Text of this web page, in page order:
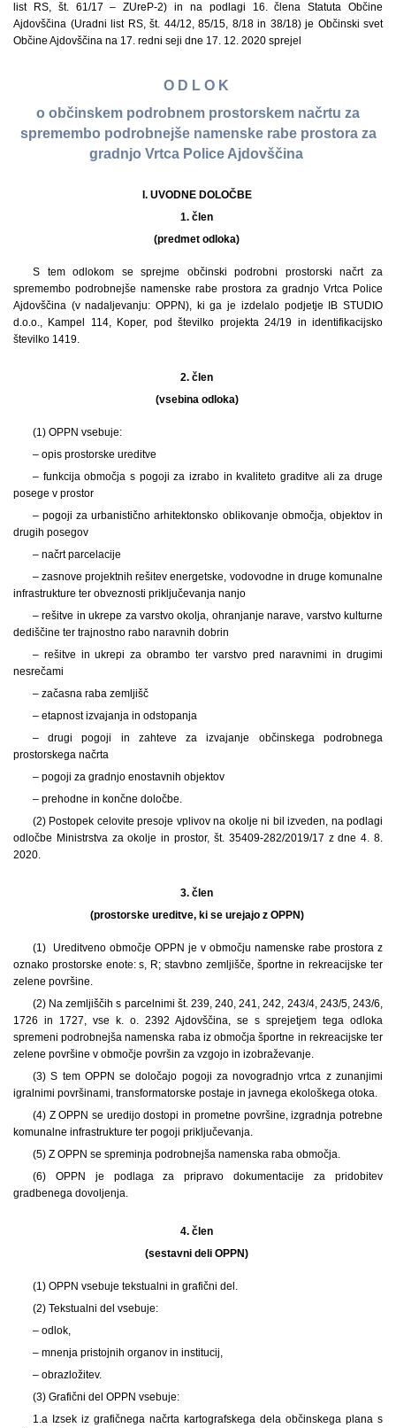
list RS, št. 61/17 – ZUreP-2) in na podlagi 16. člena Statuta Občine
Ajdovščina (Uradni list RS, št. 44/12, 85/15, 8/18 in 38/18) je Občinski svet
Občine Ajdovščina na 17. redni seji dne 17. 12. 2020 sprejel
O D L O K
o občinskem podrobnem prostorskem načrtu za
spremembo podrobnejše namenske rabe prostora za
gradnjo Vrtca Police Ajdovščina
I. UVODNE DOLOČBE
1. člen
(predmet odloka)
S tem odlokom se sprejme občinski podrobni prostorski načrt za
spremembo podrobnejše namenske rabe prostora za gradnjo Vrtca Police
Ajdovščina (v nadaljevanju: OPPN), ki ga je izdelalo podjetje IB STUDIO
d.o.o., Kampel 114, Koper, pod številko projekta 24/19 in identifikacijsko
številko 1419.
2. člen
(vsebina odloka)
(1) OPPN vsebuje:
– opis prostorske ureditve
– funkcija območja s pogoji za izrabo in kvaliteto graditve ali za druge
posege v prostor
– pogoji za urbanistično arhitektonsko oblikovanje območja, objektov in
drugih posegov
– načrt parcelacije
– zasnove projektnih rešitev energetske, vodovodne in druge komunalne
infrastrukture ter obveznosti priključevanja nanjo
– rešitve in ukrepe za varstvo okolja, ohranjanje narave, varstvo kulturne
dediščine ter trajnostno rabo naravnih dobrin
– rešitve in ukrepi za obrambo ter varstvo pred naravnimi in drugimi
nesrečami
– začasna raba zemljišč
– etapnost izvajanja in odstopanja
– drugi pogoji in zahteve za izvajanje občinskega podrobnega
prostorskega načrta
– pogoji za gradnjo enostavnih objektov
– prehodne in končne določbe.
(2) Postopek celovite presoje vplivov na okolje ni bil izveden, na podlagi
odločbe Ministrstva za okolje in prostor, št. 35409-282/2019/17 z dne 4. 8.
2020.
3. člen
(prostorske ureditve, ki se urejajo z OPPN)
(1) Ureditveno območje OPPN je v območju namenske rabe prostora z
oznako prostorske enote: s, R; stavbno zemljišče, športne in rekreacijske ter
zelene površine.
(2) Na zemljiščih s parcelnimi št. 239, 240, 241, 242, 243/4, 243/5, 243/6,
1726 in 1727, vse k. o. 2392 Ajdovščina, se s sprejetjem tega odloka
spremeni podrobnejša namenska raba iz območja športne in rekreacijske ter
zelene površine v območje površin za vzgojo in izobraževanje.
(3) S tem OPPN se določajo pogoji za novogradnjo vrtca z zunanjimi
igralnimi površinami, transformatorske postaje in javnega ekološkega otoka.
(4) Z OPPN se uredijo dostopi in prometne površine, izgradnja potrebne
komunalne infrastrukture ter pogoji priključevanja.
(5) Z OPPN se spreminja podrobnejša namenska raba območja.
(6) OPPN je podlaga za pripravo dokumentacije za pridobitev
gradbenega dovoljenja.
4. člen
(sestavni deli OPPN)
(1) OPPN vsebuje tekstualni in grafični del.
(2) Tekstualni del vsebuje:
– odlok,
– mnenja pristojnih organov in institucij,
– obrazložitev.
(3) Grafični del OPPN vsebuje:
1.a Izsek iz grafičnega načrta kartografskega dela občinskega plana s